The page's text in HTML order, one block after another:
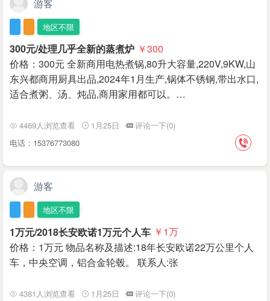
游客
地区不限
300元/处理几乎全新的蒸煮炉 ￥300
价格：300元 全新商用电热煮锅,80升大容量,220V,9KW,山
东兴都商用厨具出品,2024年1月生产,锅体不锈钢,带出水口,
适合煮粥、汤、炖品,商用家用都可以。…
4469人浏览查看 1月25日
评论一下(0)
电话：15376773080
游客
地区不限
1万元/2018长安欧诺1万元个人车 ￥1万
价格：1万元 物品名称及描述:18年长安欧诺22万公里个人
车，中央空调，铝合金轮毂。 联系人:张
4381人浏览查看 1月25日
评论一下(0)